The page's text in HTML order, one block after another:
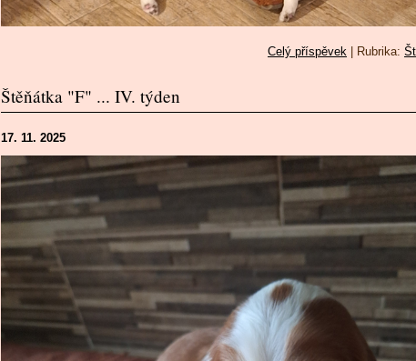
Celý příspěvek | Rubrika:
Štěňátka "F" ... IV. týden
17. 11. 2025